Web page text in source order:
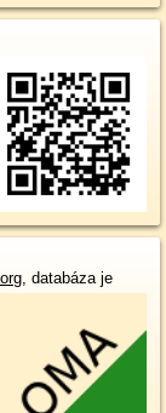
, databáza je